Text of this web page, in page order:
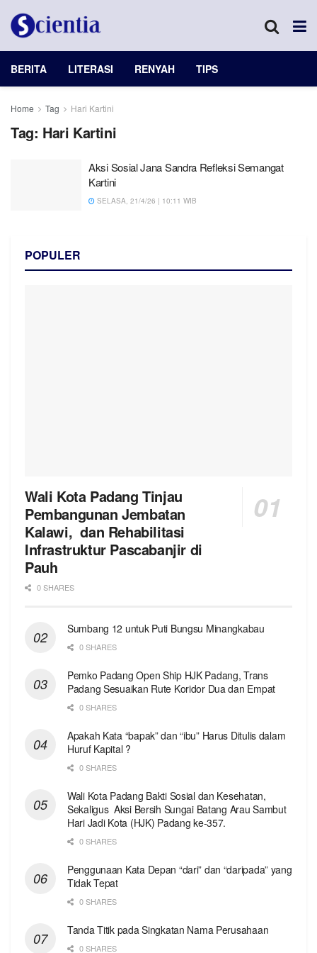
BERITA LITERASI RENYAH TIPS
Home Tag Hari Kartini
Tag: Hari Kartini
Aksi Sosial Jana Sandra Refleksi Semangat
Kartini
SELASA, 21/4/26 | 10:11 WIB
POPULER
Wali Kota Padang Tinjau
Pembangunan Jembatan
Kalawi, dan Rehabilitasi
Infrastruktur Pascabanjir di
Pauh
0 SHARES
Sumbang 12 untuk Puti Bungsu Minangkabau
0 SHARES
Pemko Padang Open Ship HJK Padang, Trans
Padang Sesuaikan Rute Koridor Dua dan Empat
0 SHARES
Apakah Kata “bapak” dan “ibu” Harus Ditulis dalam
Huruf Kapital ?
0 SHARES
Wali Kota Padang Bakti Sosial dan Kesehatan,
Sekaligus Aksi Bersih Sungai Batang Arau Sambut
Hari Jadi Kota (HJK) Padang ke-357.
0 SHARES
Penggunaan Kata Depan “dari” dan “daripada” yang
Tidak Tepat
0 SHARES
Tanda Titik pada Singkatan Nama Perusahaan
0 SHARES